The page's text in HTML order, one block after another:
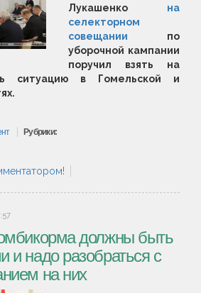
Лукашенко на
селекторном
совещании по
уборочной кампании
поручил взять на
ситуацию в Гомельской и
Рубрики:
должны быть
и надо разобраться с
на них